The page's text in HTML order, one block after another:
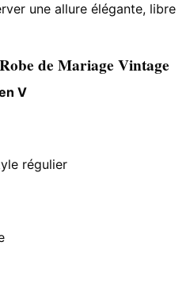
une allure élégante, libre
de Mariage Vintage​
V
régulier